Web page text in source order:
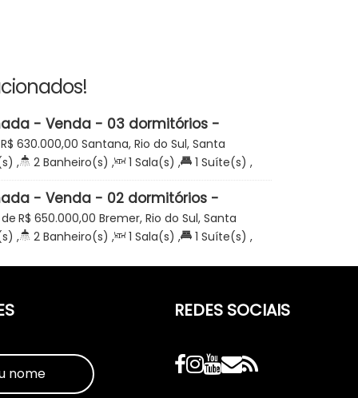
- Venda - 03 dormitórios -
São José - Santana- Rio do Sul
R$ 630.000,00 Santana, Rio do Sul, Santa
, 2 Banheiro(s) , 1 Sala(s) , 1 Suíte(s) ,
Útil: 103.00m²
- Venda - 02 dormitórios -
- Loteamento Gran Park
- Rio do Sul
R$ 650.000,00 Bremer, Rio do Sul, Santa
, 2 Banheiro(s) , 1 Sala(s) , 1 Suíte(s) ,
REDES SOCIAIS